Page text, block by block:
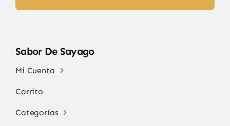
Sabor De Sayago
Mi Cuenta
Carrito
Categorías